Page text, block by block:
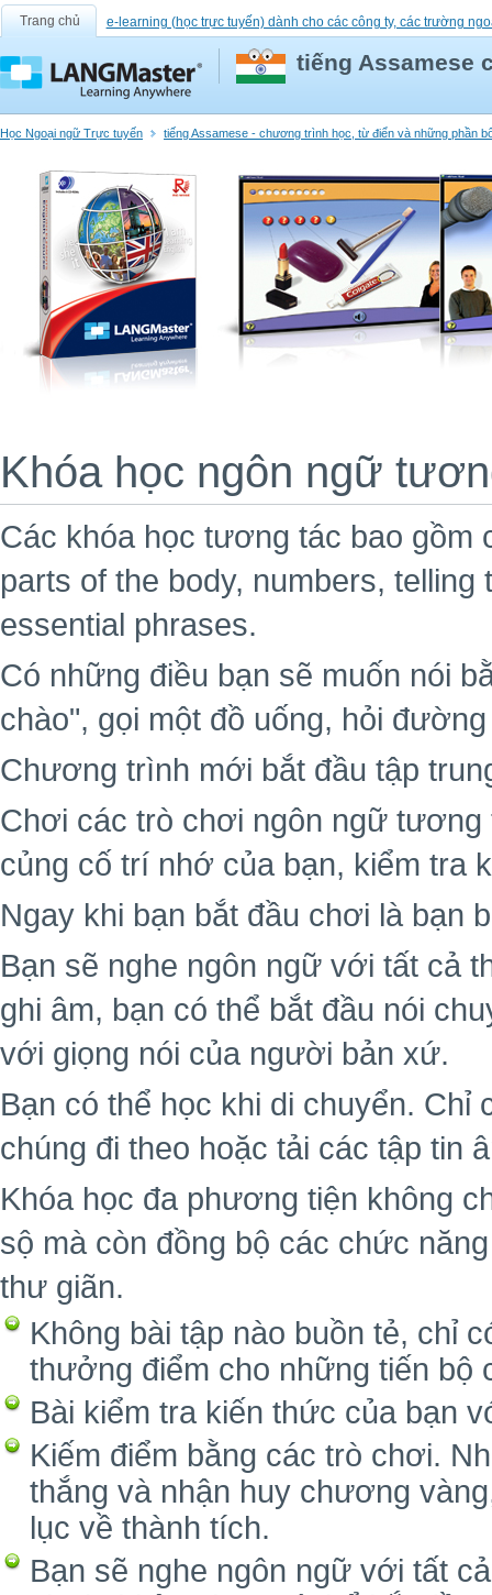
Trang chủ e-learning (học trực tuyến) dành cho các công ty, các trường
tiếng Assamese
Học Ngoại ngữ Trực tuyến tiếng Assamese - chương trình học, từ điển và những phần
Khóa học ngôn ngữ
Các khóa học tương tác bao gồm
parts of the body, numbers,
essential phrases.
Có những điều bạn sẽ muốn nói
chào", gọi một đồ uống, hỏi
Chương trình mới bắt đầu tập
Chơi các trò chơi ngôn ngữ
củng cố trí nhớ của bạn, kiểm tra
Ngay khi bạn bắt đầu chơi là bạn
Bạn sẽ nghe ngôn ngữ với tất cả
ghi âm, bạn có thể bắt đầu nói
với giọng nói của người bản xứ.
Bạn có thể học khi di chuyển.
chúng đi theo hoặc tải các tập tin
Khóa học đa phương tiện không
sộ mà còn đồng bộ các chức
thư giãn.
Không bài tập nào buồn tẻ, chỉ
thưởng điểm cho những tiến bộ
Bài kiểm tra kiến thức của bạn
Kiếm điểm bằng các trò chơi.
thắng và nhận huy chương
lục về thành tích.
Bạn sẽ nghe ngôn ngữ với tất